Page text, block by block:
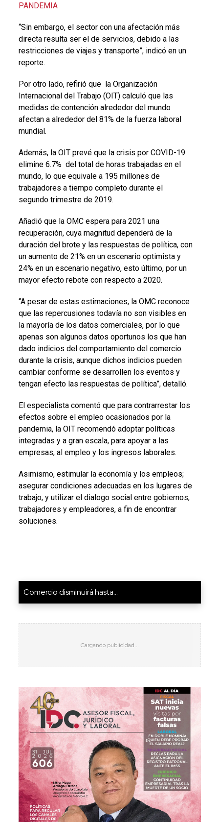
PANDEMIA
“Sin embargo, el sector con una afectación más
directa resulta ser el de servicios, debido a las
restricciones de viajes y transporte”, indicó en un
reporte.
Por otro lado, refirió que la Organización
Internacional del Trabajo (OIT) calculó que las
medidas de contención alrededor del mundo
afectan a alrededor del 81% de la fuerza laboral
mundial.
Además, la OIT prevé que la crisis por COVID-19
elimine 6.7% del total de horas trabajadas en el
mundo, lo que equivale a 195 millones de
trabajadores a tiempo completo durante el
segundo trimestre de 2019.
Añadió que la OMC espera para 2021 una
recuperación, cuya magnitud dependerá de la
duración del brote y las respuestas de política, con
un aumento de 21% en un escenario optimista y
24% en un escenario negativo, esto último, por un
mayor efecto rebote con respecto a 2020.
“A pesar de estas estimaciones, la OMC reconoce
que las repercusiones todavía no son visibles en
la mayoría de los datos comerciales, por lo que
apenas son algunos datos oportunos los que han
dado indicios del comportamiento del comercio
durante la crisis, aunque dichos indicios pueden
cambiar conforme se desarrollen los eventos y
tengan efecto las respuestas de política”, detalló.
El especialista comentó que para contrarrestar los
efectos sobre el empleo ocasionados por la
pandemia, la OIT recomendó adoptar políticas
integradas y a gran escala, para apoyar a las
empresas, al empleo y los ingresos laborales.
Asimismo, estimular la economía y los empleos;
asegurar condiciones adecuadas en los lugares de
trabajo, y utilizar el dialogo social entre gobiernos,
trabajadores y empleadores, a fin de encontrar
soluciones.
Comercio disminuirá hasta...